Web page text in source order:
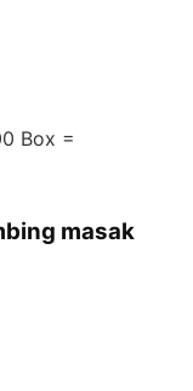
Box =
masak